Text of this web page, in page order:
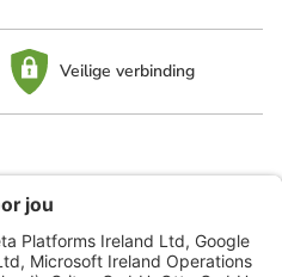
Veilige verbinding